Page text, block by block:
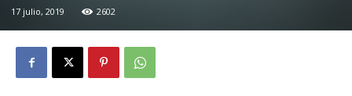
17 julio, 2019 2602